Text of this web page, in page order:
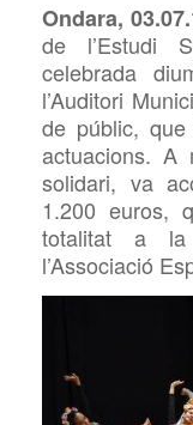
Ondara,
de l’Estudi
celebrada
l’Auditori
de públic,
actuacions. A
solidari, va
1.200 euros,
totalitat a la
l’Associació